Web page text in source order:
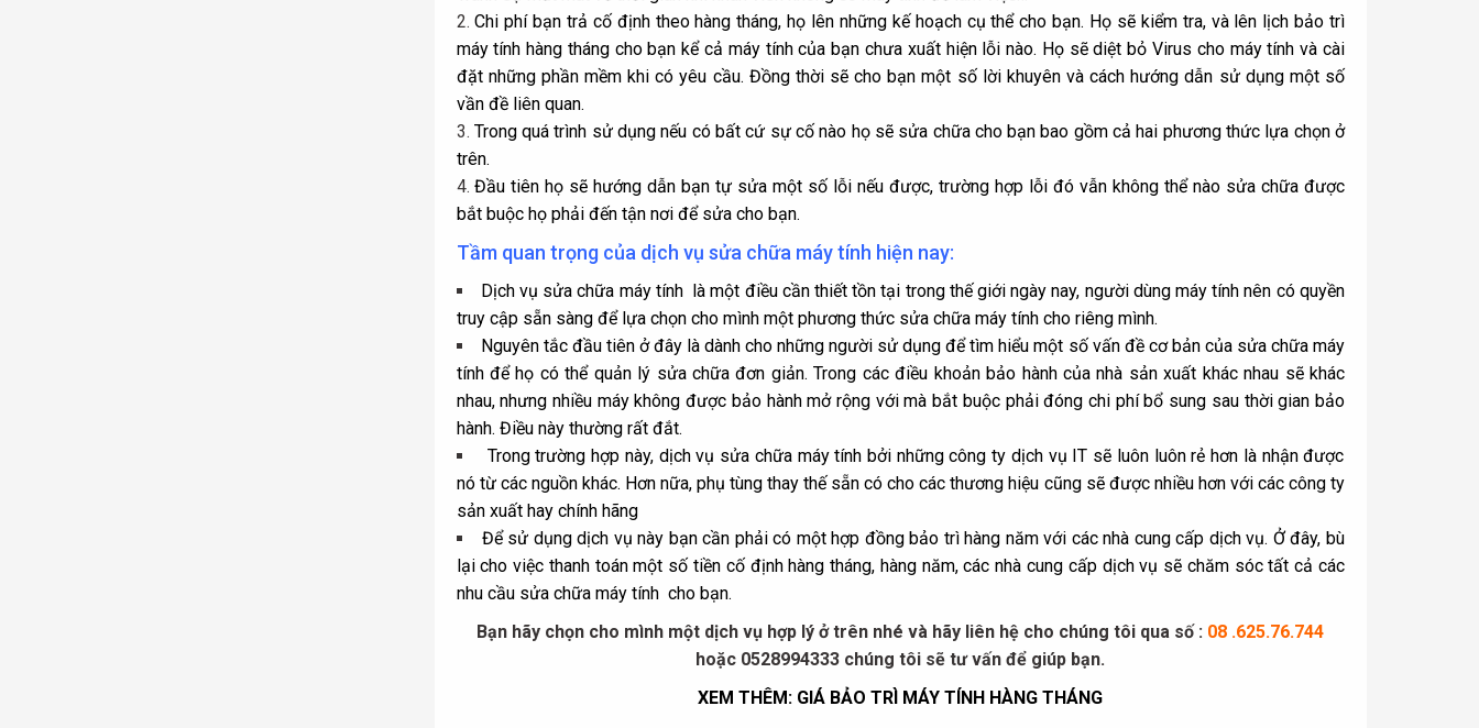
Chi phí bạn trả cố định theo hàng tháng, họ lên những kế hoạch cụ thể cho bạn. Họ sẽ kiểm tra, và lên lịch bảo trì
máy tính hàng tháng cho bạn kể cả máy tính của bạn chưa xuất hiện lỗi nào. Họ sẽdiệt bỏ Virus cho máy tính và cài
đặt những phần mềm khi có yêu cầu. Đồng thời sẽ cho bạn một số lời khuyên và cách hướng dẫn sử dụng một số
vần đề liên quan.
Trong quá trình sử dụng nếu có bất cứ sự cố nào họ sẽ sửa chữa cho bạn bao gồm cả hai phương thức lựa chọn ở
trên.
Đầu tiên họ sẽ hướng dẫn bạn tự sửa một số lỗi nếu được, trường hợp lỗi đó vẫn không thể nào sửa chữa được
bắt buộc họ phải đến tận nơi để sửa cho bạn.
Tầm quan trọng của dịch vụ sửa chữa máy tính hiện nay:
Dịch vụ sửa chữa máy tính là một điều cần thiết tồn tại trong thế giới ngày nay, người dùng máy tính nên có quyền
truy cập sẵn sàng để lựa chọn cho mình một phương thức sửa chữa máy tính cho riêng mình.
Nguyên tắc đầu tiên ở đây là dành cho những người sử dụng để tìm hiểu một số vấn đề cơ bản của sửa chữa máy
tính để họ có thể quản lý sửa chữa đơn giản. Trong các điều khoản bảo hành của nhà sản xuất khác nhau sẽ khác
nhau, nhưng nhiều máy không được bảo hành mở rộng với mà bắt buộc phải đóng chi phí bổ sung sau thời gian bảo
hành. Điều này thường rất đắt.
Trong trường hợp này, dịch vụ sửa chữa máy tính bởi những công ty dịch vụ IT sẽ luôn luôn rẻ hơn là nhận được
nó từ các nguồn khác. Hơn nữa, phụ tùng thay thế sẵn có cho các thương hiệu cũng sẽ được nhiều hơn với các công ty
sản xuất hay chính hãng
Để sử dụng dịch vụ này bạn cần phải có một hợp đồng bảo trì hàng năm với các nhà cung cấp dịch vụ. Ở đây, bù
lại cho việc thanh toán một số tiền cố định hàng tháng, hàng năm, các nhà cung cấp dịch vụ sẽ chăm sóc tất cả các
nhu cầu sửa chữa máy tính cho bạn.
Bạn hãy chọn cho mình một dịch vụ hợp lý ở trên nhé và hãy liên hệ cho chúng tôi qua số : 08 .625.76.744
hoặc 0528994333 chúng tôi sẽ tư vấn để giúp bạn.
XEM THÊM: GIÁ BẢO TRÌ MÁY TÍNH HÀNG THÁNG